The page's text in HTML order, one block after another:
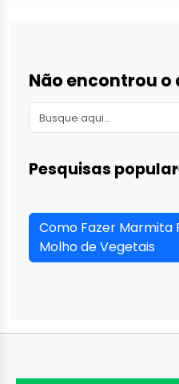
Não encontrou o
Pesquisas
Como Fazer Marmita
Molho de Vegetais